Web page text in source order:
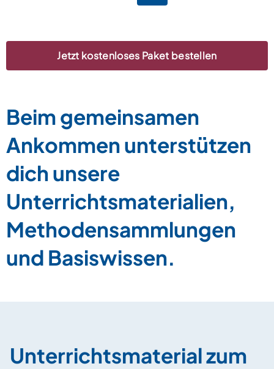
Jetzt kostenloses Paket bestellen
Beim gemeinsamen
Ankommen unterstützen
dich unsere
Unterrichtsmaterialien,
Methodensammlungen
und Basiswissen.
Unterrichtsmaterial zum